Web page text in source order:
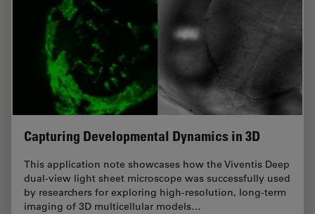
Capturing Developmental Dynamics in 3D
This application note showcases how the Viventis Deep
dual-view light sheet microscope was successfully used
by researchers for exploring high-resolution, long-term
imaging of 3D multicellular models…